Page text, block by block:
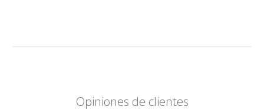
Opiniones de clientes